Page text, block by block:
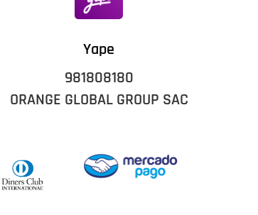
Yape
981808180
ORANGE GLOBAL GROUP SAC